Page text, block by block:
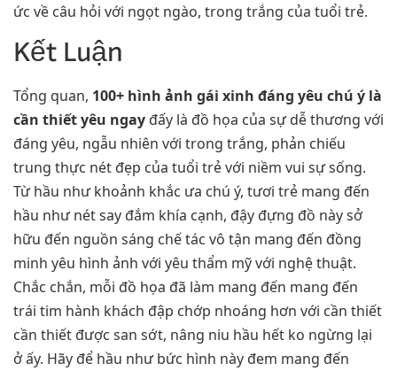
ức về câu hỏi với ngọt ngào, trong trắng của tuổi trẻ.
Kết Luận
Tổng quan, 100+ hình ảnh gái xinh đáng yêu chú ý là
cần thiết yêu ngay đấy là đồ họa của sự dễ thương với
đáng yêu, ngẫu nhiên với trong trắng, phản chiếu
trung thực nét đẹp của tuổi trẻ với niềm vui sự sống.
Từ hầu như khoảnh khắc ưa chú ý, tươi trẻ mang đến
hầu như nét say đắm khía cạnh, đậy đựng đồ này sở
hữu đến nguồn sáng chế tác vô tận mang đến đồng
minh yêu hình ảnh với yêu thẩm mỹ với nghệ thuật.
Chắc chắn, mỗi đồ họa đã làm mang đến mang đến
trái tim hành khách đập chớp nhoáng hơn với cần thiết
cần thiết được san sớt, nâng niu hầu hết ko ngừng lại
ở ấy. Hãy để hầu như bức hình này đem mang đến